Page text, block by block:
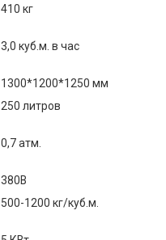
410 кг
3,0 куб.м. в час
1300*1200*1250 мм
250 литров
0,7 атм.
380В
500-1200 кг/куб.м.